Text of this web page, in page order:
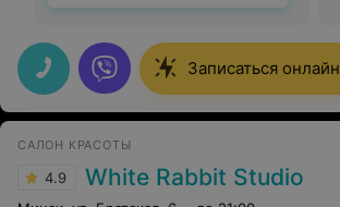
Записаться онлайн
САЛОН КРАСОТЫ
4.9 White Rabbit Studio